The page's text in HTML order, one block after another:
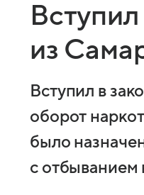
из
Вступил в
оборот
было
с отбыванием